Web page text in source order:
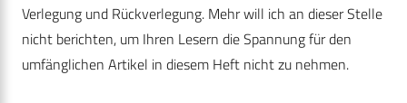
Verlegung und Rückverlegung. Mehr will ich an dieser Stelle
nicht berichten, um Ihren Lesern die Spannung für den
umfänglichen Artikel in diesem Heft nicht zu nehmen.